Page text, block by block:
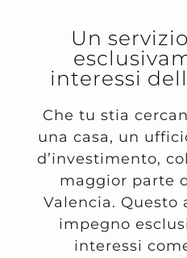
Un
interessi
Che tu stia
una casa, un
d’investimento,
maggior parte
Valencia. Questo
impegno
interessi